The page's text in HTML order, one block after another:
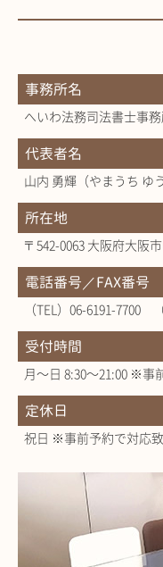
事務所名
へいわ法務司法書士事
代表者名
山内 勇輝（やまうち ゆう
所在地
〒542-0063 大阪府大阪
電話番号／FAX番号
（TEL）06-6191-7700
受付時間
月～日 8:30～21:00 ※事
定休日
祝日 ※事前予約で対応致